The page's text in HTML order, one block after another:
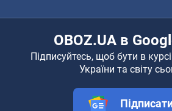
OBOZ.UA в
Підписуйтесь, щоб бути в
України та світу